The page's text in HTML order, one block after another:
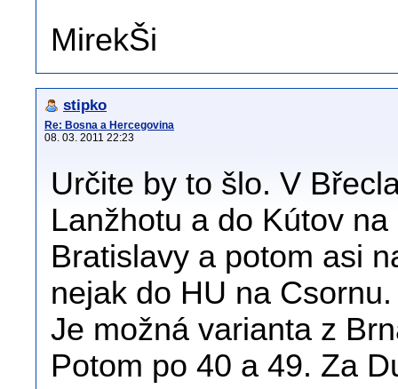
MirekŠi
stipko
Re: Bosna a Hercegovina
08. 03. 2011 22:23
Určite by to šlo. V
Lanžhotu a do Kútov
Bratislavy a potom asi
nejak do HU na
Je možná varianta z
Potom po 40 a 49. Za